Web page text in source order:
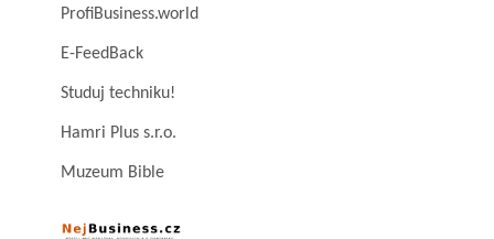
ProfiBusiness.world
E-FeedBack
Studuj techniku!
Hamri Plus s.r.o.
Muzeum Bible